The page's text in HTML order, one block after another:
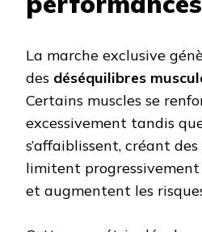
La marche exclusive
des déséquilibres
Certains muscles se
excessivement tandis
s’affaiblissent, créant
limitent progressivement
et augmentent les